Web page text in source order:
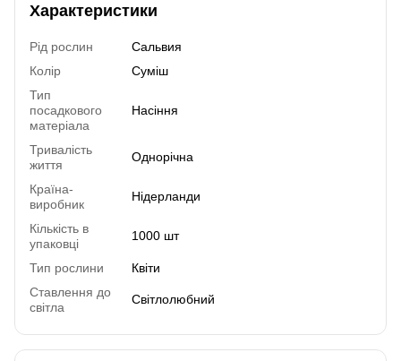
Характеристики
Рід рослин
Сальвия
Колір
Суміш
Тип
посадкового
матеріала
Насіння
Тривалість
життя
Однорічна
Країна-
виробник
Нідерланди
Кількість в
упаковці
1000 шт
Тип рослини
Квіти
Ставлення до
світла
Світлолюбний